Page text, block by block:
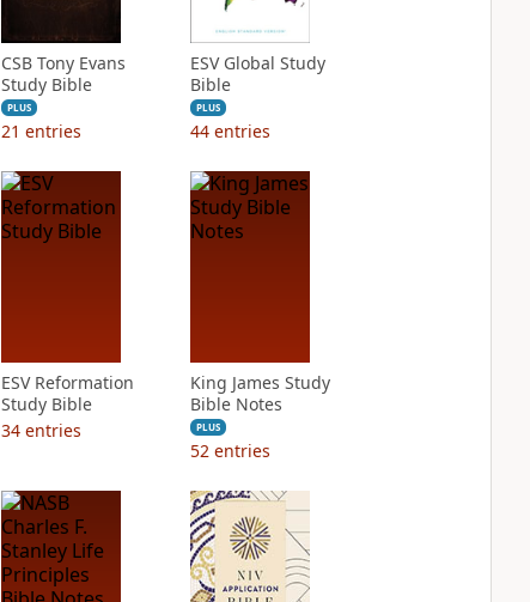
CSB Tony Evans
Study Bible
PLUS
21 entries
ESV Global Study
Bible
PLUS
44 entries
ESV Reformation
Study Bible
34 entries
King James Study
Bible Notes
PLUS
52 entries